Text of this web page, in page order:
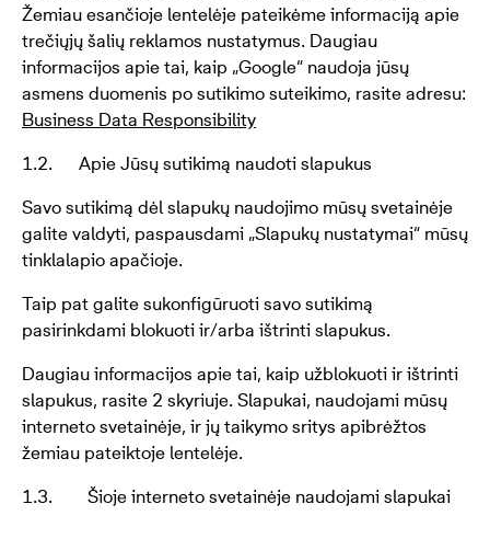
Žemiau esančioje lentelėje pateikėme informaciją apie
trečiųjų šalių reklamos nustatymus. Daugiau
informacijos apie tai, kaip „Google“ naudoja jūsų
asmens duomenis po sutikimo suteikimo, rasite adresu:
Business Data Responsibility
1.2. Apie Jūsų sutikimą naudoti slapukus
Savo sutikimą dėl slapukų naudojimo mūsų svetainėje
galite valdyti, paspausdami „Slapukų nustatymai“ mūsų
tinklalapio apačioje.
Taip pat galite sukonfigūruoti savo sutikimą
pasirinkdami blokuoti ir/arba ištrinti slapukus.
Daugiau informacijos apie tai, kaip užblokuoti ir ištrinti
slapukus, rasite 2 skyriuje. Slapukai, naudojami mūsų
interneto svetainėje, ir jų taikymo sritys apibrėžtos
žemiau pateiktoje lentelėje.
1.3. Šioje interneto svetainėje naudojami slapukai